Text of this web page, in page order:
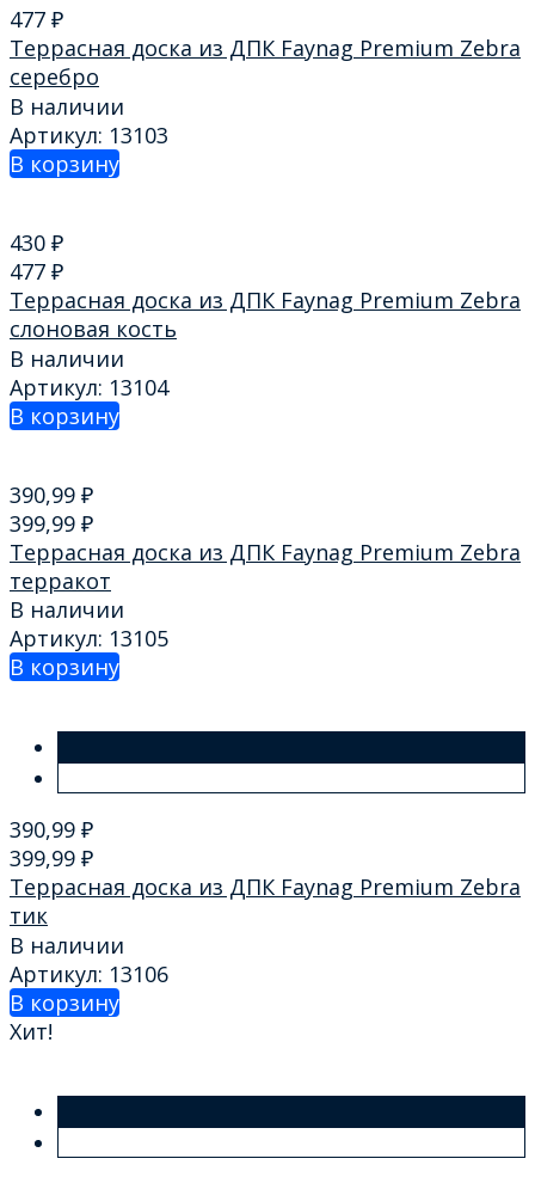
477 ₽
Террасная доска из ДПК Faynag Premium Zebra
серебро
В наличии
Артикул: 13103
В корзину
430 ₽
477 ₽
Террасная доска из ДПК Faynag Premium Zebra
слоновая кость
В наличии
Артикул: 13104
В корзину
390,99 ₽
399,99 ₽
Террасная доска из ДПК Faynag Premium Zebra
терракот
В наличии
Артикул: 13105
В корзину
390,99 ₽
399,99 ₽
Террасная доска из ДПК Faynag Premium Zebra
тик
В наличии
Артикул: 13106
В корзину
Хит!